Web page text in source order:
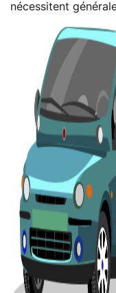
nécessitent